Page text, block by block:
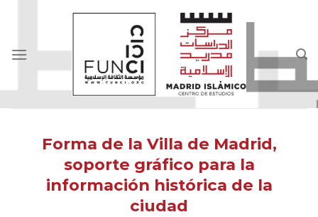
Forma de la Villa de Madrid,
soporte gráfico para la
información histórica de la
ciudad